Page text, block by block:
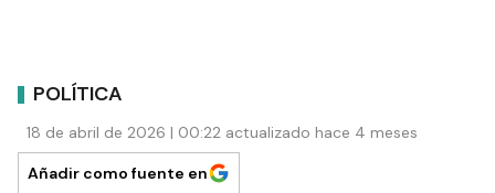
POLÍTICA
18 de abril de 2026 | 00:22 actualizado hace 4 meses
Añadir como fuente en